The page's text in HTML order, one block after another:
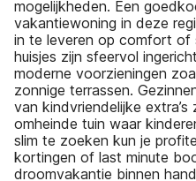
mogelijkheden. Een
vakantiewoning in deze
in te leveren op comfort of
huisjes zijn sfeervol
moderne voorzieningen
zonnige terrassen.
van kindvriendelijke
omheinde tuin waar
slim te zoeken kun je
kortingen of last minute
droomvakantie binnen